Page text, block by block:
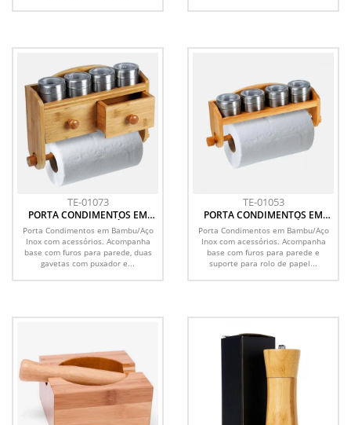
TE-01073
PORTA CONDIMENTOS EM
BAMBU COM ACESSÓRIOS E
GAVETAS
Porta Condimentos em Bambu/Aço
Inox com acessórios. Acompanha
base com furos para parede, duas
gavetas com puxador e...
TE-01053
PORTA CONDIMENTOS EM
BAMBU COM ACESSÓRIOS
Porta Condimentos em Bambu/Aço
Inox com acessórios. Acompanha
base com furos para parede e
suporte para rolo de papel...